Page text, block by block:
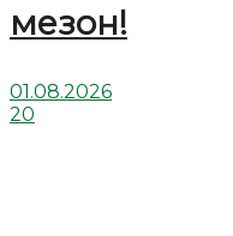
мезон!
01.08.2026
20